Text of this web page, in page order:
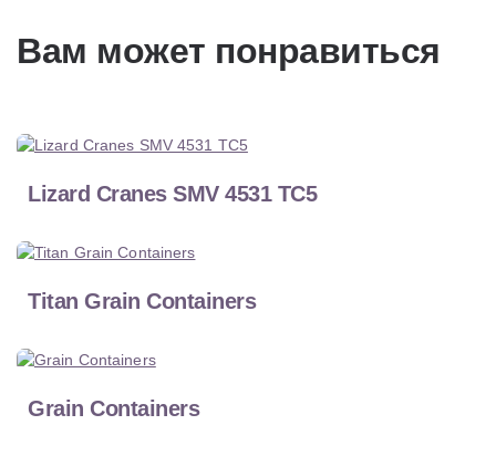
Вам может понравиться
Lizard Cranes SMV 4531 TC5
Titan Grain Containers
Grain Containers